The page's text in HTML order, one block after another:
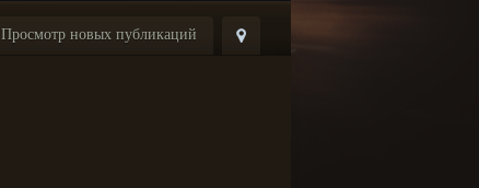
Просмотр новых публикаций